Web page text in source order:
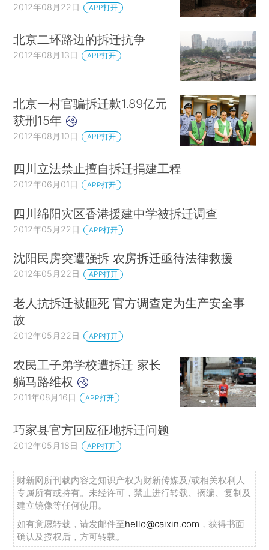
2012年08月22日 APP打开
北京二环路边的拆迁抗争
2012年08月13日 APP打开
北京一村官骗拆迁款1.89亿元
获刑15年
2012年08月10日 APP打开
四川立法禁止擅自拆迁捐建工程
2012年06月01日 APP打开
四川绵阳灾区香港援建中学被拆迁调查
2012年05月22日 APP打开
沈阳民房突遭强拆 农房拆迁亟待法律救援
2012年05月22日 APP打开
老人抗拆迁被砸死 官方调查定为生产安全事
故
2012年05月22日 APP打开
农民工子弟学校遭拆迁 家长
躺马路维权
2011年08月16日 APP打开
巧家县官方回应征地拆迁问题
2012年05月18日 APP打开
财新网所刊载内容之知识产权为财新传媒及/或相关权利人
专属所有或持有。未经许可，禁止进行转载、摘编、复制及
建立镜像等任何使用。
如有意愿转载，请发邮件至hello@caixin.com ，获得书面
确认及授权后，方可转载。